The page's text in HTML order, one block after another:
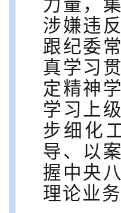
力量，
涉嫌违
跟纪委
真学习
定精神
学习上
步细化
导、以
握中央
理论业